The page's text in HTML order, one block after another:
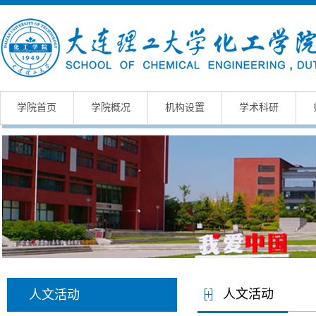
学院首页 学院概况 机构设置 学术科研
人文活动 人文活动